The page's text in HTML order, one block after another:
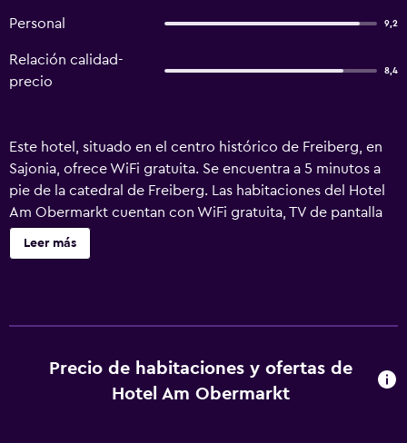
Personal 9,2
Relación calidad-
precio
8,4
Este hotel, situado en el centro histórico de Freiberg, en
Sajonia, ofrece WiFi gratuita. Se encuentra a 5 minutos a
pie de la catedral de Freiberg. Las habitaciones del Hotel
Am Obermarkt cuentan con WiFi gratuita, TV de pantalla
plana y escritorio. El baño privado está equipado con
bañera o ducha y secador de pelo. A 3 minutos a pie se
Leer más
Precio de habitaciones y ofertas de
Hotel Am Obermarkt